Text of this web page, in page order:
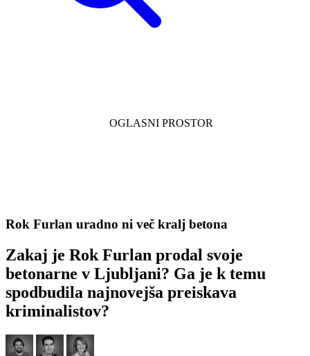
Rok Furlan uradno ni več kralj betona
Zakaj je Rok Furlan prodal svoje
betonarne v Ljubljani? Ga je k temu
spodbudila najnovejša preiskava
kriminalistov?